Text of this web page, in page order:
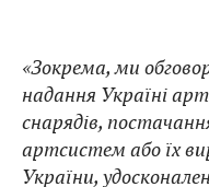
«Зокрема, ми
надання Україні
снарядів,
артсистем або їх
України,